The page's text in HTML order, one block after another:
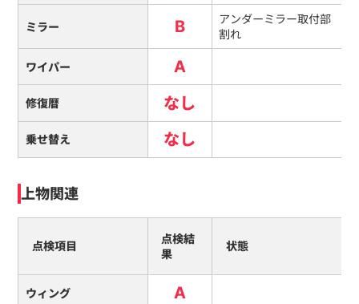
ミラー B
アンダーミラー取付部
割れ
ワイパー A
修復暦 なし
乗せ替え なし
上物関連
点検項目
点検結
果
状態
ウィング A